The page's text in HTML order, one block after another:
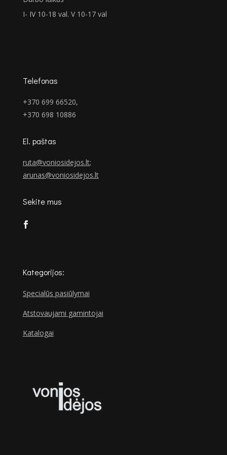
I- IV 10-18 val. V 10-17 val
Telefonas
+370 699 66520,
+370 698 10886
El. paštas
ruta@voniosidejos.lt;
arunas@voniosidejos.lt
Sekite mus
Kategorijos:
Specialūs pasiūlymai
Atstovaujami gamintojai
Katalogai